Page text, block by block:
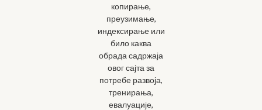
копирање,
преузимање,
индексирање или
било каква
обрада садржаја
овог сајта за
потребе развоја,
тренирања,
евалуације,